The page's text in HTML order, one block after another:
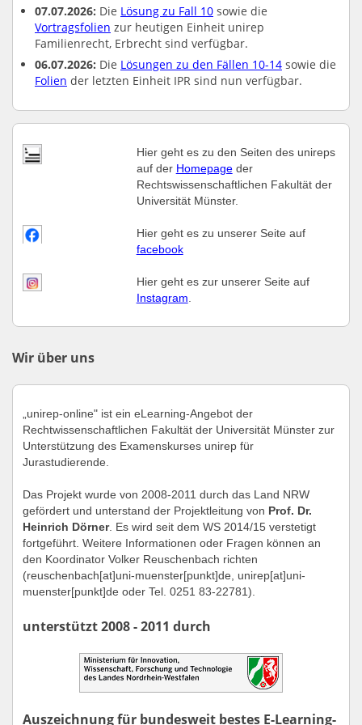
07.07.2026: Die Lösung zu Fall 10 sowie die
Vortragsfolien zur heutigen Einheit unirep
Familienrecht, Erbrecht sind verfügbar.
06.07.2026: Die Lösungen zu den Fällen 10-14 sowie die
Folien der letzten Einheit IPR sind nun verfügbar.
Hier geht es zu den Seiten des unireps
auf der Homepageder
Rechtswissenschaftlichen Fakultät der
Universität Münster.
Hier geht es zu unserer Seite auf
facebook
Hier geht es zur unserer Seite auf
Instagram
Wir über uns
„unirep-online" ist ein eLearning-Angebot der
Rechtwissenschaftlichen Fakultät der Universität Münster zur
Unterstützung des Examenskurses unirep für
Jurastudierende.
Das Projekt wurde von 2008-2011 durch das Land NRW
gefördert und unterstand der Projektleitung von Prof. Dr.
Heinrich Dörner. Es wird seit dem WS 2014/15 verstetigt
fortgeführt. Weitere Informationen oder Fragen können an
den Koordinator Volker Reuschenbach richten
(reuschenbach[at]uni-muenster[punkt]de, unirep[at]uni-
muenster[punkt]de oder Tel. 0251 83-22781).
unterstützt 2008 - 2011 durch
Auszeichnung für bundesweit bestes E-Learning-